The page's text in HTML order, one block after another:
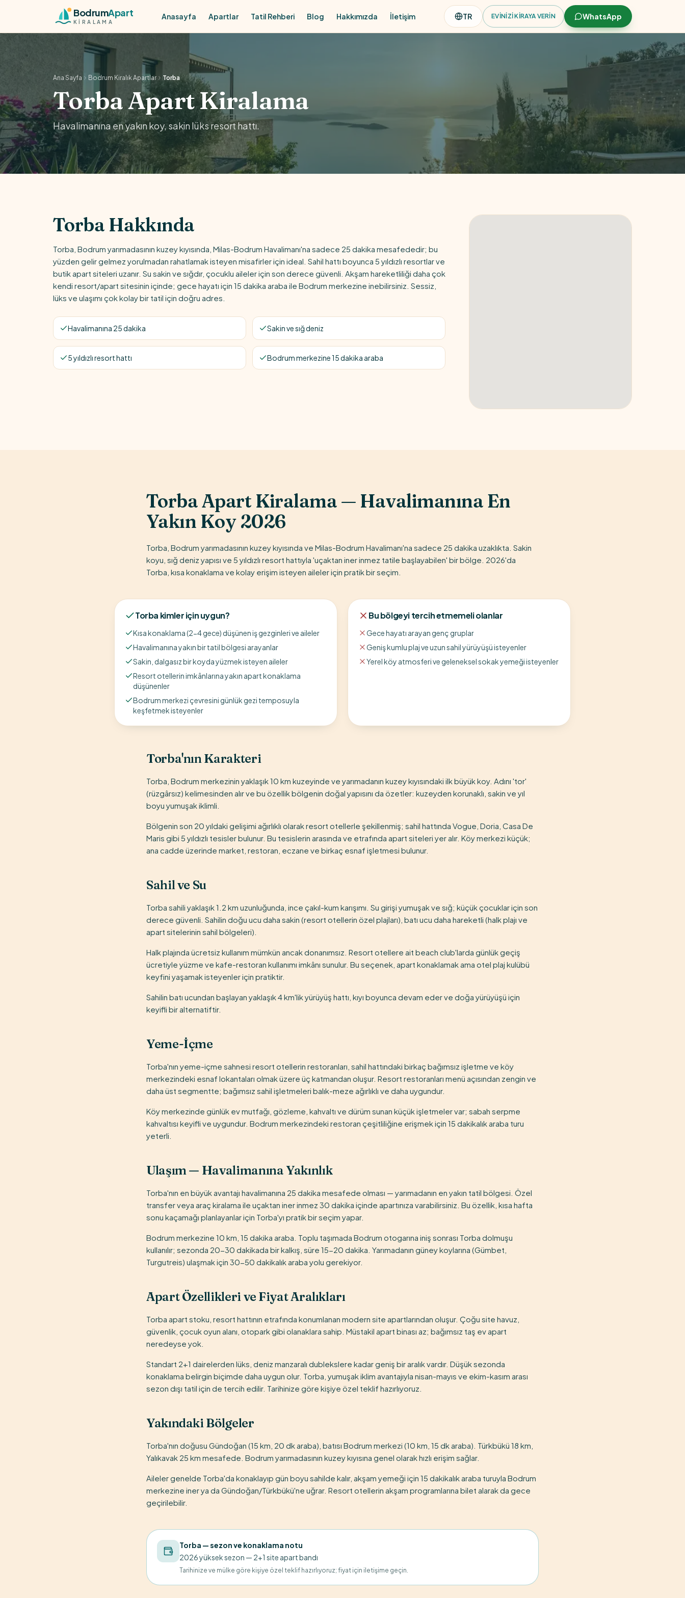
BodrumApart
KİRALAMA
Anasayfa Apartlar Tatil Rehberi Blog Hakkımızda İletişim TR EVINIZI KIRAYA VERIN WhatsApp
Ana Sayfa Bodrum Kiralık Apartlar Torba
Torba Apart Kiralama
Havalimanına en yakın koy, sakin lüks resort hattı.
Torba Hakkında
Torba, Bodrum yarımadasının kuzey kıyısında, Milas-Bodrum Havalimanı'na sadece 25 dakika mesafededir; bu
yüzden gelir gelmez yorulmadan rahatlamak isteyen misafirler için ideal. Sahil hattı boyunca 5 yıldızlı resortlar ve
butik apart siteleri uzanır. Su sakin ve sığdır, çocuklu aileler için son derece güvenli. Akşam hareketliliği daha çok
kendi resort/apart sitesinin içinde; gece hayatı için 15 dakika araba ile Bodrum merkezine inebilirsiniz. Sessiz,
lüks ve ulaşımı çok kolay bir tatil için doğru adres.
Havalimanına 25 dakika Sakin ve sığ deniz
5 yıldızlı resort hattı Bodrum merkezine 15 dakika araba
Torba Apart Kiralama — Havalimanına En
Yakın Koy 2026
Torba, Bodrum yarımadasının kuzey kıyısında ve Milas-Bodrum Havalimanı'na sadece 25 dakika uzaklıkta. Sakin
koyu, sığ deniz yapısı ve 5 yıldızlı resort hattıyla 'uçaktan iner inmez tatile başlayabilen' bir bölge. 2026'da
Torba, kısa konaklama ve kolay erişim isteyen aileler için pratik bir seçim.
Torba kimler için uygun?
Kısa konaklama (2-4 gece) düşünen iş gezginleri ve aileler
Havalimanına yakın bir tatil bölgesi arayanlar
Sakin, dalgasız bir koyda yüzmek isteyen aileler
Resort otellerin imkânlarına yakın apart konaklama
düşünenler
Bodrum merkezi çevresini günlük gezi temposuyla
keşfetmek isteyenler
Bu bölgeyi tercih etmemeli olanlar
Gece hayatı arayan genç gruplar
Geniş kumlu plaj ve uzun sahil yürüyüşü isteyenler
Yerel köy atmosferi ve geleneksel sokak yemeği isteyenler
Torba'nın Karakteri
Torba, Bodrum merkezinin yaklaşık 10 km kuzeyinde ve yarımadanın kuzey kıyısındaki ilk büyük koy. Adını 'tor'
(rüzgârsız) kelimesinden alır ve bu özellik bölgenin doğal yapısını da özetler: kuzeyden korunaklı, sakin ve yıl
boyu yumuşak iklimli.
Bölgenin son 20 yıldaki gelişimi ağırlıklı olarak resort otellerle şekillenmiş; sahil hattında Vogue, Doria, Casa De
Maris gibi 5 yıldızlı tesisler bulunur. Bu tesislerin arasında ve etrafında apart siteleri yer alır. Köy merkezi küçük;
ana cadde üzerinde market, restoran, eczane ve birkaç esnaf işletmesi bulunur.
Sahil ve Su
Torba sahili yaklaşık 1.2 km uzunluğunda, ince çakıl-kum karışımı. Su girişi yumuşak ve sığ; küçük çocuklar için son
derece güvenli. Sahilin doğu ucu daha sakin (resort otellerin özel plajları), batı ucu daha hareketli (halk plajı ve
apart sitelerinin sahil bölgeleri).
Halk plajında ücretsiz kullanım mümkün ancak donanımsız. Resort otellere ait beach club'larda günlük geçiş
ücretiyle yüzme ve kafe-restoran kullanımı imkânı sunulur. Bu seçenek, apart konaklamak ama otel plaj kulübü
keyfini yaşamak isteyenler için pratiktir.
Sahilin batı ucundan başlayan yaklaşık 4 km'lik yürüyüş hattı, kıyı boyunca devam eder ve doğa yürüyüşü için
keyifli bir alternatiftir.
Yeme-İçme
Torba'nın yeme-içme sahnesi resort otellerin restoranları, sahil hattındaki birkaç bağımsız işletme ve köy
merkezindeki esnaf lokantaları olmak üzere üç katmandan oluşur. Resort restoranları menü açısından zengin ve
daha üst segmentte; bağımsız sahil işletmeleri balık-meze ağırlıklı ve daha uygundur.
Köy merkezinde günlük ev mutfağı, gözleme, kahvaltı ve dürüm sunan küçük işletmeler var; sabah serpme
kahvaltısı keyifli ve uygundur. Bodrum merkezindeki restoran çeşitliliğine erişmek için 15 dakikalık araba turu
yeterli.
Ulaşım — Havalimanına Yakınlık
Torba'nın en büyük avantajı havalimanına 25 dakika mesafede olması — yarımadanın en yakın tatil bölgesi. Özel
transfer veya araç kiralama ile uçaktan iner inmez 30 dakika içinde apartınıza varabilirsiniz. Bu özellik, kısa hafta
sonu kaçamağı planlayanlar için Torba'yı pratik bir seçim yapar.
Bodrum merkezine 10 km, 15 dakika araba. Toplu taşımada Bodrum otogarına iniş sonrası Torba dolmuşu
kullanılır; sezonda 20-30 dakikada bir kalkış, süre 15-20 dakika. Yarımadanın güney koylarına (Gümbet,
Turgutreis) ulaşmak için 30-50 dakikalık araba yolu gerekiyor.
Apart Özellikleri ve Fiyat Aralıkları
Torba apart stoku, resort hattının etrafında konumlanan modern site apartlarından oluşur. Çoğu site havuz,
güvenlik, çocuk oyun alanı, otopark gibi olanaklara sahip. Müstakil apart binası az; bağımsız taş ev apart
neredeyse yok.
Standart 2+1 dairelerden lüks, deniz manzaralı dublekslere kadar geniş bir aralık vardır. Düşük sezonda
konaklama belirgin biçimde daha uygun olur. Torba, yumuşak iklim avantajıyla nisan-mayıs ve ekim-kasım arası
sezon dışı tatil için de tercih edilir. Tarihinize göre kişiye özel teklif hazırlıyoruz.
Yakındaki Bölgeler
Torba'nın doğusu Gündoğan (15 km, 20 dk araba), batısı Bodrum merkezi (10 km, 15 dk araba). Türkbükü 18 km,
Yalıkavak 25 km mesafede. Bodrum yarımadasının kuzey kıyısına genel olarak hızlı erişim sağlar.
Aileler genelde Torba'da konaklayıp gün boyu sahilde kalır, akşam yemeği için 15 dakikalık araba turuyla Bodrum
merkezine iner ya da Gündoğan/Türkbükü'ne uğrar. Resort otellerin akşam programlarına bilet alarak da gece
geçirilebilir.
Torba — sezon ve konaklama notu
2026 yüksek sezon — 2+1 site apart bandı
Tarihinize ve mülke göre kişiye özel teklif hazırlıyoruz; fiyat için iletişime geçin.